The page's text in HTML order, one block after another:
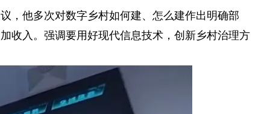
，他多次对数字乡村如何建、怎么建作出明确部
收入。强调要用好现代信息技术，创新乡村治理方